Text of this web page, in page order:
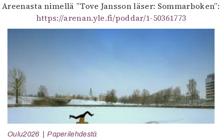
Areenasta nimellä ”Tove Jansson läser: Sommarboken”:
https://arenan.yle.fi/poddar/1-50361773
Oulu2026 Paperilehdestä